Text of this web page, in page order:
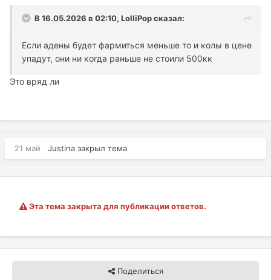
В 16.05.2026 в 02:10, LolliPopсказал:
Если адены будет фармиться меньше то и колы в цене
упадут, они ни когда раньше не стоили 500кк
Это вряд ли
21 май Justina закрыл тема
Эта тема закрыта для публикации ответов.
Поделиться